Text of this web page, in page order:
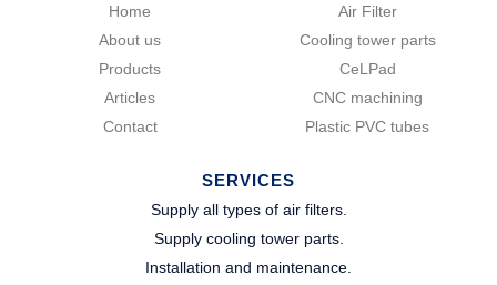
Home
About us
Products
Articles
Contact
Air Filter
Cooling tower parts
CeLPad
CNC machining
Plastic PVC tubes
SERVICES
Supply all types of air filters.
Supply cooling tower parts.​
Installation and maintenance.​